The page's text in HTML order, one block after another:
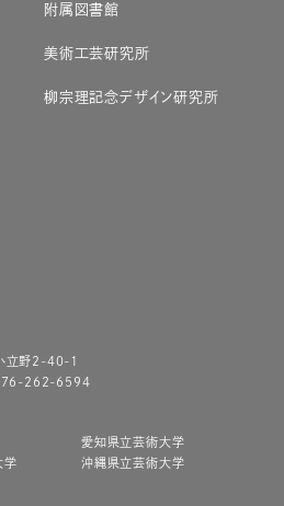
附属図書館
美術工芸研究所
柳宗理記念デザイン研究所
立野2-40-1
262-6594
愛知県立芸術大学
学
沖縄県立芸術大学